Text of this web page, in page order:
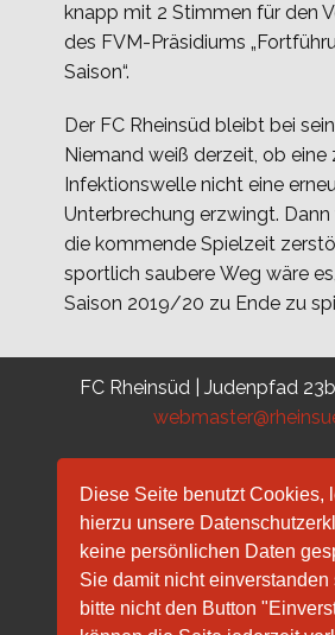
knapp mit 2 Stimmen für den
des FVM-Präsidiums
Saison“.
Der FC Rheinsüd bleibt bei
Niemand weiß derzeit, ob eine
Infektionswelle nicht eine
Unterbrechung erzwingt. Dann
die kommende Spielzeit
sportlich saubere Weg wäre
Saison 2019/20 zu Ende zu
FC Rheinsüd | Judenpfad
Getränke
Diese Seite benutzt Cookies,
hierzu unsere
keine persönlichen Daten
Sie damit nicht
bitte nicht den Button